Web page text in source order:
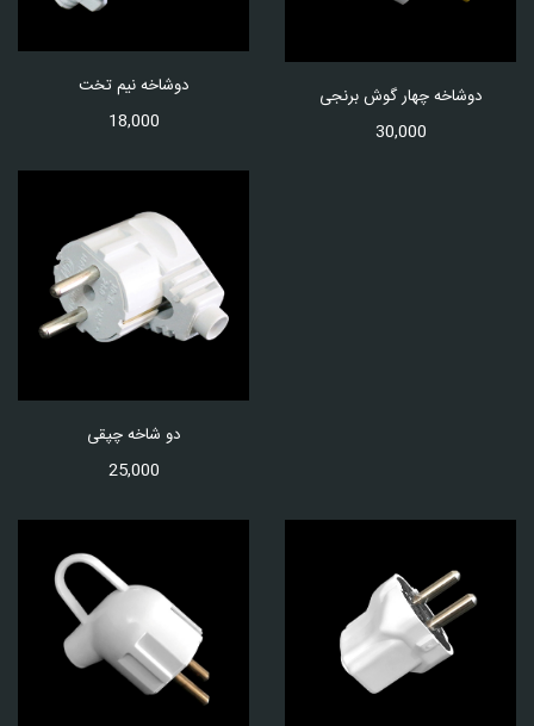
دوشاخه چهار گوش برنجی
30,000
دوشاخه نیم تخت
18,000
دو شاخه چپقی
25,000